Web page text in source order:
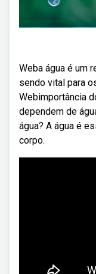
Weba água é um
sendo vital para
Webimportância
dependem de
água? A água é
corpo.